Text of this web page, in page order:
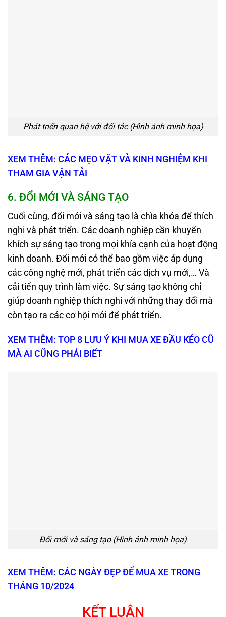
Phát triển quan hệ với đối tác (Hình ảnh minh họa)
XEM THÊM: CÁC MẸO VẶT VÀ KINH NGHIỆM KHI
THAM GIA VẬN TẢI
6. ĐỔI MỚI VÀ SÁNG TẠO
Cuối cùng, đổi mới và sáng tạo là chìa khóa để thích
nghi và phát triển. Các doanh nghiệp cần khuyến
khích sự sáng tạo trong mọi khía cạnh của hoạt động
kinh doanh. Đổi mới có thể bao gồm việc áp dụng
các công nghệ mới, phát triển các dịch vụ mới,… Và
cải tiến quy trình làm việc. Sự sáng tạo không chỉ
giúp doanh nghiệp thích nghi với những thay đổi mà
còn tạo ra các cơ hội mới để phát triển.
XEM THÊM: TOP 8 LƯU Ý KHI MUA XE ĐẦU KÉO CŨ
MÀ AI CŨNG PHẢI BIẾT
Đổi mới và sáng tạo (Hình ảnh minh họa)
XEM THÊM: CÁC NGÀY ĐẸP ĐỂ MUA XE TRONG
THÁNG 10/2024
KẾT LUẬN